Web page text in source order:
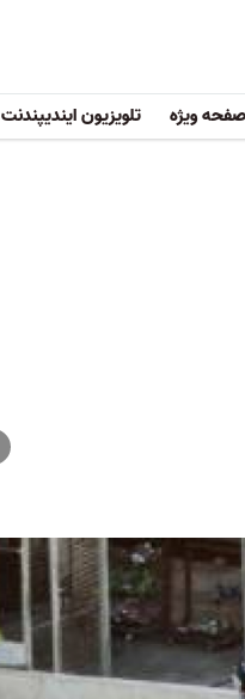
صفحه ویژه تلویزیون ایندیپندنت